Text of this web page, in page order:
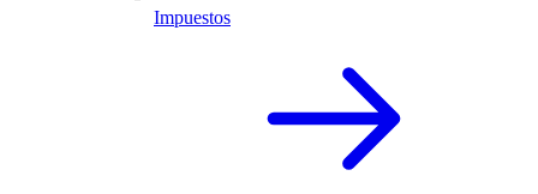
Impuestos